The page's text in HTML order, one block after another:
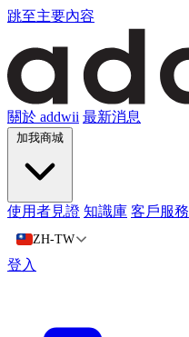
跳至主要內容
關於 addwii 最新消息
加我商城
使用者見證 知識庫 客戶服務
ZH-TW
登入